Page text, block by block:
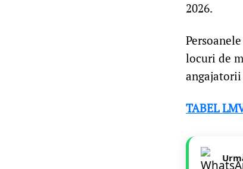
2026.
locuri de
TABEL